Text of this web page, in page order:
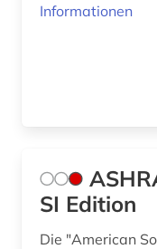
kunst (2)
Informationen
SI Edition
Die "American